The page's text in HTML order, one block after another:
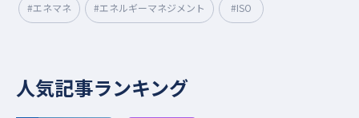
#エネマネ #エネルギーマネジメント #ISO
人気記事ランキング